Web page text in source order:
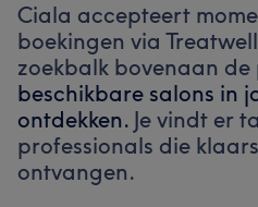
Ciala accepteert
boekingen via
zoekbalk bovenaan
beschikbare salons in
ontdekken. Je vindt er
professionals die
ontvangen.